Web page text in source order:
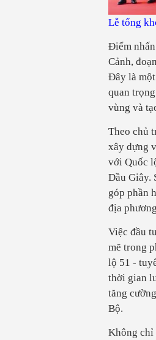
Lễ tổng
Điểm
Cảnh,
Đây là
quan
vùng và
Theo chủ
xây dựng
với Quốc
Dầu Giây.
góp phần
địa
Việc đầu
mẽ trong
lộ 51 -
thời gian
tăng
Bộ.
Không chỉ